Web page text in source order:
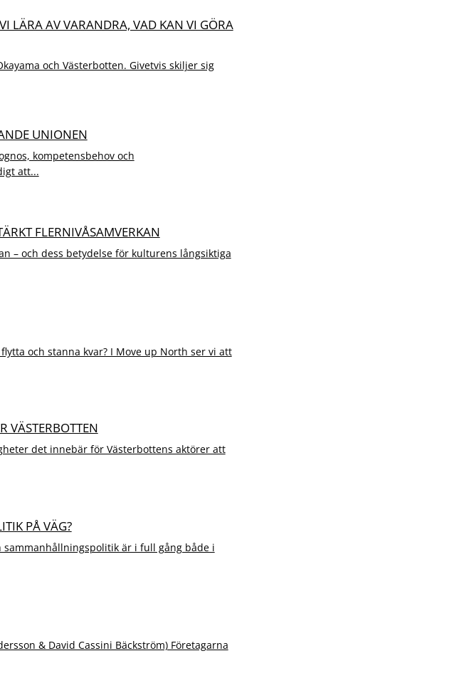
LÄRA AV VARANDRA, VAD KAN VI GÖRA
och Västerbotten. Givetvis skiljer sig
UNIONEN
kompetensbehov och
att...
FLERNIVÅSAMVERKAN
– och dess betydelse för kulturens långsiktiga
och stanna kvar? I Move up North ser vi att
VÄSTERBOTTEN
det innebär för Västerbottens aktörer att
PÅ VÄG?
är i full gång både i
& David Cassini Bäckström) Företagarna